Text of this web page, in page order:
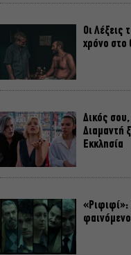
Οι Λέξεις
χρόνο στο
Δικός
Διαμαντή
Εκκλησία
«Ριφιφί»: